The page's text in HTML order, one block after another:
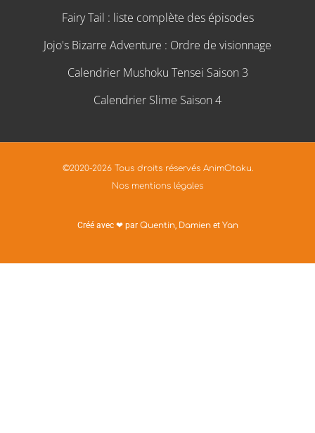
Fairy Tail : liste complète des épisodes
Jojo's Bizarre Adventure : Ordre de visionnage
Calendrier Mushoku Tensei Saison 3
Calendrier Slime Saison 4
©2020-2026 Tous droits réservés AnimOtaku.
Nos mentions légales
Créé avec ❤ par Quentin, Damienet Yan